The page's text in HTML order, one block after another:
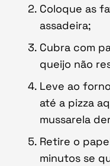
Coloque as
assadeira;
Cubra com
queijo não
Leve ao
até a pizza
mussarela
Retire o
minutos se